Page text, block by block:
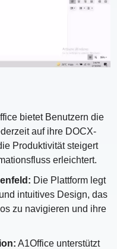
bietet Benutzern die
auf ihre DOCX-
Produktivität steigert
erleichtert.
Die Plattform legt
intuitives Design, das
zu navigieren und ihre
A1Office unterstützt